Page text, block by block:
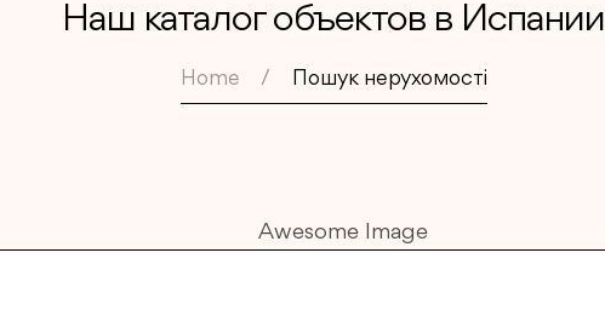
Наш каталог объектов в Испании
Home Пошук нерухомості